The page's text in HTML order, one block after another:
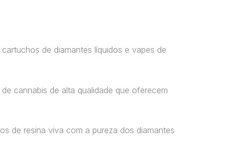
de diamantes líquidos e vapes de
cannabis de alta qualidade que oferecem
de resina viva com a pureza dos diamantes